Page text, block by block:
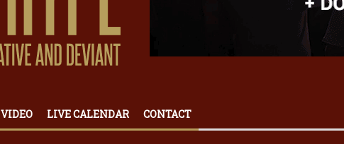
VIDEO LIVE CALENDAR CONTACT